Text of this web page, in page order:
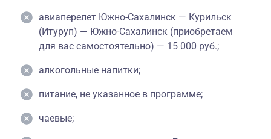
авиаперелет Южно-Сахалинск — Курильск
(Итуруп) — Южно-Сахалинск (приобретаем
для вас самостоятельно) — 15 000 руб.;
алкогольные напитки;
питание, не указанное в программе;
чаевые;